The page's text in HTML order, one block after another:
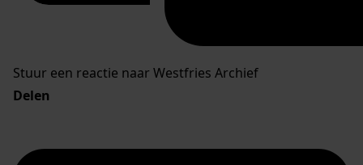
Stuur een reactie naar Westfries Archief
Delen